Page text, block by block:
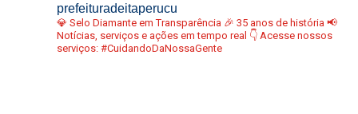
prefeituradeitaperucu
💎 Selo Diamante em Transparência 🎉 35 anos de história 📢
Notícias, serviços e ações em tempo real 👇 Acesse nossos
serviços: #CuidandoDaNossaGente